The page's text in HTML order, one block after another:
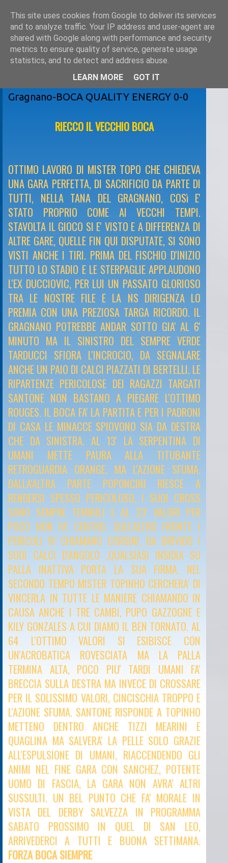
lunedì 1 novembre 2010
Gragnano-BOCA QUALITY ENERGY 0-0
RIECCO IL VECCHIO BOCA
OTTIMO LAVORO DI MISTER TOPO CHE CHIEDEVA
UNA GARA PERFETTA, DI SACRIFICIO DA PARTE DI
TUTTI, NELLA TANA DEL GRAGNANO, COSì E'
STATO PROPRIO COME AI VECCHI TEMPI.
STAVOLTA IL GIOCO SI E' VISTO E A DIFFERENZA DI
ALTRE GARE, QUELLE FIN QUI DISPUTATE, SI SONO
VISTI ANCHE I TIRI. PRIMA DEL FISCHIO D'INIZIO
TUTTO LO STADIO E LE STERPAGLIE APPLAUDONO
L'EX DUCCIOVIC, PER LUI UN PASSATO GLORIOSO
TRA LE NOSTRE FILE E LA NS DIRIGENZA LO
PREMIA CON UNA PREZIOSA TARGA RICORDO. IL
GRAGNANO POTREBBE ANDAR SOTTO GIA' AL 6'
MINUTO MA IL SINISTRO DEL SEMPRE VERDE
TARDUCCI SFIORA L'INCROCIO, DA SEGNALARE
ANCHE UN PAIO DI CALCI PIAZZATI DI BERTELLI. LE
RIPARTENZE PERICOLOSE DEI RAGAZZI TARGATI
SANTONE NON BASTANO A PIEGARE L'OTTIMO
ROUGES. IL BOCA FA' LA PARTITA E PER I PADRONI
DI CASA LE MINACCE SPIOVONO SIA DA DESTRA
CHE DA SINISTRA. AL 13' LA SERPENTINA DI
UMANI METTE PAURA ALLA TITUBANTE
RETROGUARDIA ORANGE, MA L'AZIONE SFUMA.
DALLA'ALTRA PARTE POPONCINI RIESCE A
RENDERSI SPESSO PERICOLOSO, I SUOI CROSS
SONO SEMPRE TEMIBILI E AL 23' VALORI PER
POCO NON FA' CENTRO. SULL'ALTRO FRONTE I
PERICOLI SI CHIAMANO CORSINI, DA BRIVIDO I
SUOI CALCI D'ANGOLO ,QUALSIASI INSIDIA SU
PALLA INATTIVA PORTA LA SUA FIRMA. NEL
SECONDO TEMPO MISTER TOPINHO CERCHERA' DI
VINCERLA IN TUTTE LE MANIERE CHIAMANDO IN
CAUSA ANCHE I TRE CAMBI, PUPO GAZZOGNE E
KILY GONZALES A CUI DIAMO IL BEN TORNATO. AL
64 L'OTTIMO VALORI SI ESIBISCE CON
UN'ACROBATICA ROVESCIATA MA LA PALLA
TERMINA ALTA, POCO PIU' TARDI UMANI FA'
BRECCIA SULLA DESTRA MA INVECE DI CROSSARE
PER IL SOLISSIMO VALORI, CINCISCHIA TROPPO E
L'AZIONE SFUMA. SANTONE RISPONDE A TOPINHO
METTENO DENTRO ANCHE TIZZI MEARINI E
QUAGLINA MA SALVERA' LA PELLE SOLO GRAZIE
ALL'ESPULSIONE DI UMANI, RIACCENDENDO GLI
ANIMI NEL FINE GARA CON SANCHEZ, POTENTE
UOMO DI FASCIA, LA GARA NON AVRA' ALTRI
SUSSULTI. UN BEL PUNTO CHE FA' MORALE IN
VISTA DEL DERBY SALVEZZA IN PROGRAMMA
SABATO PROSSIMO IN QUEL DI SAN LEO,
ARRIVEDERCI A TUTTI E BUONA SETTIMANA.
FORZA BOCA SIEMPRE
This site uses cookies from Google to deliver its services
and to analyze traffic. Your IP address and user-agent are
shared with Google along with performance and security
metrics to ensure quality of service, generate usage
statistics, and to detect and address abuse.
LEARN MORE
GOT IT